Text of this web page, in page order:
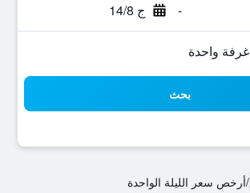
- ج 14/8
بحث
/أرخص سعر الليلة الواحدة